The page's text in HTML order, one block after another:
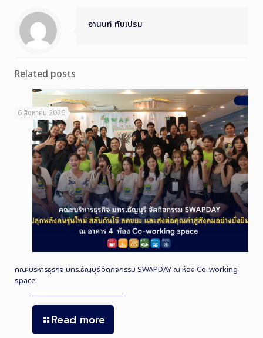
อานนท์ ทับเปรม
Related posts
6 สิงหาคม 2026
คณะบริหารธุรกิจ มทร.ธัญบุรี จัดกิจกรรม SWAPDAY ณ ห้อง Co-working
space
Read more